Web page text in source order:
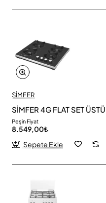
SİMFER
SİMFER 4G FLAT SET
Peşin Fiyat
8.549,00₺
Sepete Ekle